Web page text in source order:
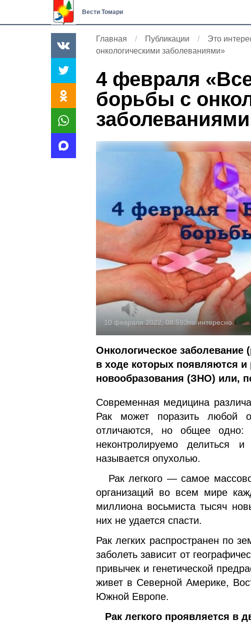
Вести Томари
Главная Публикации Это
онкологическими заболеваниями»
4 февраля
борьбы с
10 февраля 2022, 08:59Это интересно
Онкологическое
в ходе которых появляются и
новообразования (ЗНО) или,
Современная медицина
Рак может поразить любой
отличаются, но общее одно:
неконтролируемо делиться
называется опухолью.
Рак легкого — самое
организаций во всем мире
миллиона восьмиста тысяч
них не удается спасти.
Рак легких распространен по
заболеть зависит от
привычек и генетической
живет в Северной Америке,
Южной Европе.
Рак легкого проявляется в